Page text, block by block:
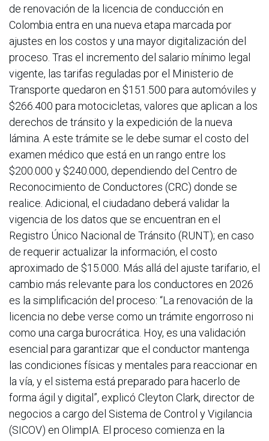
de renovación de la licencia de conducción en
Colombia entra en una nueva etapa marcada por
ajustes en los costos y una mayor digitalización del
proceso. Tras el incremento del salario mínimo legal
vigente, las tarifas reguladas por el Ministerio de
Transporte quedaron en $151.500 para automóviles y
$266.400 para motocicletas, valores que aplican a los
derechos de tránsito y la expedición de la nueva
lámina. A este trámite se le debe sumar el costo del
examen médico que está en un rango entre los
$200.000 y $240.000, dependiendo del Centro de
Reconocimiento de Conductores (CRC) donde se
realice. Adicional, el ciudadano deberá validar la
vigencia de los datos que se encuentran en el
Registro Único Nacional de Tránsito (RUNT); en caso
de requerir actualizar la información, el costo
aproximado de $15.000. Más allá del ajuste tarifario, el
cambio más relevante para los conductores en 2026
es la simplificación del proceso: “La renovación de la
licencia no debe verse como un trámite engorroso ni
como una carga burocrática. Hoy, es una validación
esencial para garantizar que el conductor mantenga
las condiciones físicas y mentales para reaccionar en
la vía, y el sistema está preparado para hacerlo de
forma ágil y digital”, explicó Cleyton Clark, director de
negocios a cargo del Sistema de Control y Vigilancia
(SICOV) en OlimpIA. El proceso comienza en la